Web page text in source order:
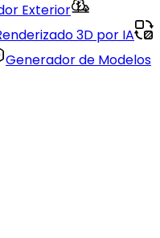
Exterior
3D por IA
Generador de Modelos